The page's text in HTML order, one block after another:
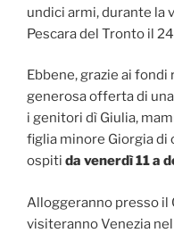
undici armi, durante la
Pescara del Tronto il
Ebbene, grazie ai
generosa offerta di
i genitori dì Giulia,
figlia minore Giorgia di
ospiti da venerdì11 a
Alloggeranno presso il
visiteranno Venezia